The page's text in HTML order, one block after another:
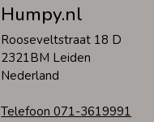
Humpy.nl
Rooseveltstraat 18 D
2321BM Leiden
Nederland
Telefoon 071-3619991